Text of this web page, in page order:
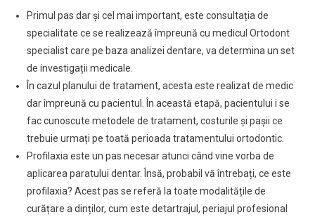
Primul pas dar și cel mai important, este consultația de
specialitate ce se realizează împreună cu medicul Ortodont
specialist care pe baza analizei dentare, va determina un set
de investigații medicale.
În cazul planului de tratament, acesta este realizat de medic
dar împreună cu pacientul. În această etapă, pacientului i se
fac cunoscute metodele de tratament, costurile și pașii ce
trebuie urmați pe toată perioada tratamentului ortodontic.
Profilaxia este un pas necesar atunci când vine vorba de
aplicarea paratului dentar. Însă, probabil vă întrebați, ce este
profilaxia? Acest pas se referă la toate modalitățile de
curățare a dinților, cum este detartrajul, periajul profesional